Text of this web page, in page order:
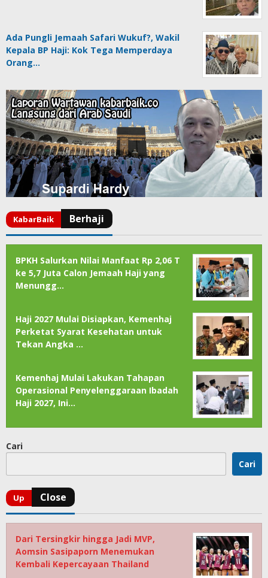
Ada Pungli Jemaah Safari Wukuf?, Wakil
Kepala BP Haji: Kok Tega Memperdaya
Orang…
BPKH Salurkan Nilai Manfaat Rp 2,06 T
ke 5,7 Juta Calon Jemaah Haji yang
Menungg…
Haji 2027 Mulai Disiapkan, Kemenhaj
Perketat Syarat Kesehatan untuk
Tekan Angka …
Kemenhaj Mulai Lakukan Tahapan
Operasional Penyelenggaraan Ibadah
Haji 2027, Ini…
Cari
Cari
Dari Tersingkir hingga Jadi MVP,
Aomsin Sasipaporn Menemukan
Kembali Kepercayaan Thailand